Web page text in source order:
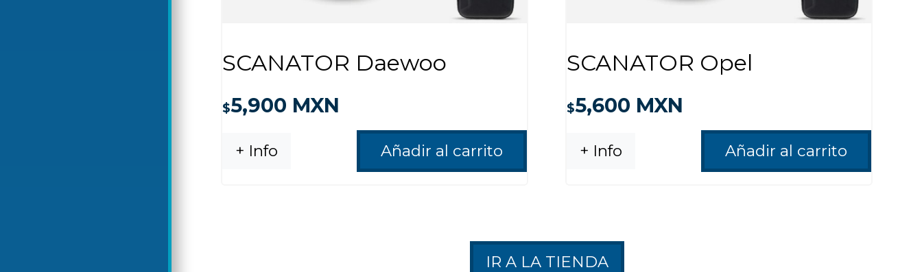
SCANATOR Daewoo
$5,900 MXN
+ Info Añadir al carrito
SCANATOR Opel
$5,600 MXN
+ Info Añadir al carrito
IR A LA TIENDA